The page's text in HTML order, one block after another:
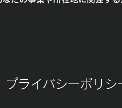
プライバシーポリ